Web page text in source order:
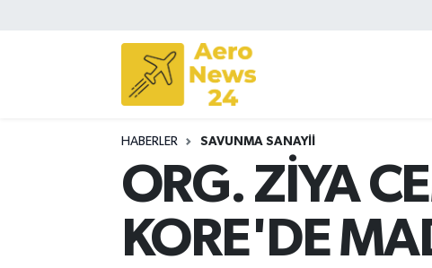
HABERLER SAVUNMA SANAYII
ORG. ZİYA
KORE'DE
Sivil Havacılık